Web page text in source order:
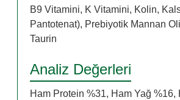
B9 Vitamini, K Vitamini, Kolin,
Pantotenat), Prebiyotik Mannan
Taurin
Analiz Değerleri
Ham Protein %31, Ham Yağ %16,